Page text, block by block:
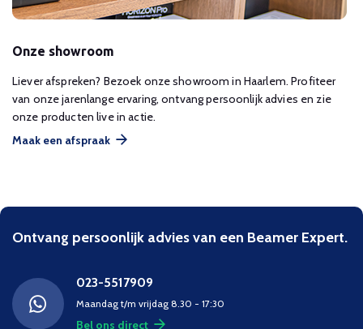
Onze showroom
Liever afspreken? Bezoek onze showroom in Haarlem. Profiteer
van onze jarenlange ervaring, ontvang persoonlijk advies en zie
onze producten live in actie.
Maak een afspraak
Ontvang persoonlijk advies van een Beamer Expert.
023-5517909
Maandag t/m vrijdag 8.30 - 17:30
Bel ons direct